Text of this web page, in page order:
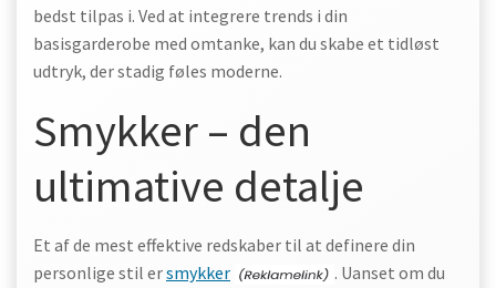
bedst tilpas i. Ved at integrere trends i din
basisgarderobe med omtanke, kan du skabe et tidløst
udtryk, der stadig føles moderne.
Smykker – den
ultimative detalje
Et af de mest effektive redskaber til at definere din
personlige stil ersmykker
. Uanset om du